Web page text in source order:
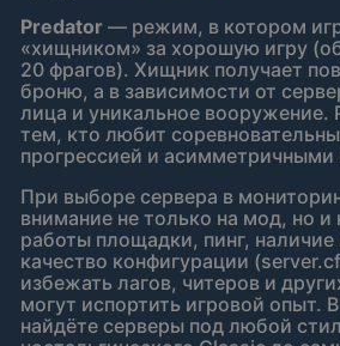
Predator — режим, в котором
«хищником» за хорошую игру
20 фрагов). Хищник получает
броню, а в зависимости от
лица и уникальное вооружение.
тем, кто любит
прогрессией и асимметричными
При выборе сервера в
внимание не только на мод, но и
работы площадки, пинг,
качество конфигурации
избежать лагов, читеров и
могут испортить игровой опыт.
найдёте серверы под любой